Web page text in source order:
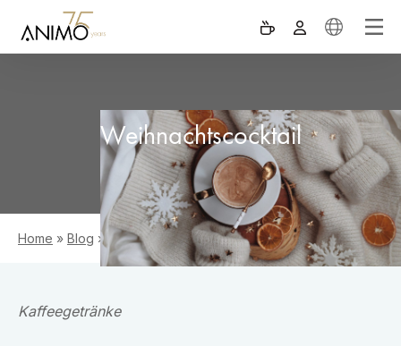
Weihnachtscocktail
Home » Blog » Weihnachtscocktail
Kaffeegetränke